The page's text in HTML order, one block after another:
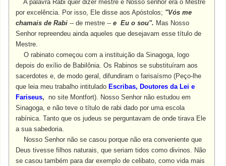
A palavra Rabi quer dizer mestre e Nosso senhor era o Mestre
por excelência. Por isso, Ele disse aos Apóstolos; "Vós me
chamais de Rabi -- de mestre -- e Eu o sou". Mas Nosso
Senhor repreendeu ainda aqueles que desejavam esse título de
Mestre.
O rabinato começou com a instituição da Sinagoga, logo
depois do exílio de Babilônia. Os Rabinos se substituíram aos
sacerdotes e, de modo geral, difundiram o farisaísmo (Peço-lhe
que leia meu trabalho intitulado Escribas, Doutores da Lei e
Fariseus, no site Montfort). Nosso Senhor não estudou em
Sinagoga, e não teve o título de rabi dado por uma escola
rabínica. Tanto que os judeus se perguntavam de onde tirava Ele
a sua sabedoria.
Nosso Senhor não se casou porque não era conveniente que
Deus tivesse filhos naturais, que seriam tidos como divinos. Não
se casou também para dar exemplo de celibato, como vida mais